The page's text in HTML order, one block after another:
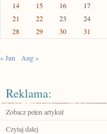
14
15 16 17
21
22 23 24
28
29 30 31
« Jun Aug »
Reklama:
Zobacz pełen artykuł
Czytaj dalej